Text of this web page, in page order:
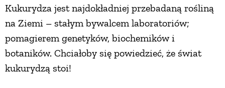
Kukurydza jest najdokładniej przebadaną rośliną
na Ziemi – stałym bywalcem laboratoriów;
pomagierem genetyków, biochemików i
botaników. Chciałoby się powiedzieć, że świat
kukurydzą stoi!